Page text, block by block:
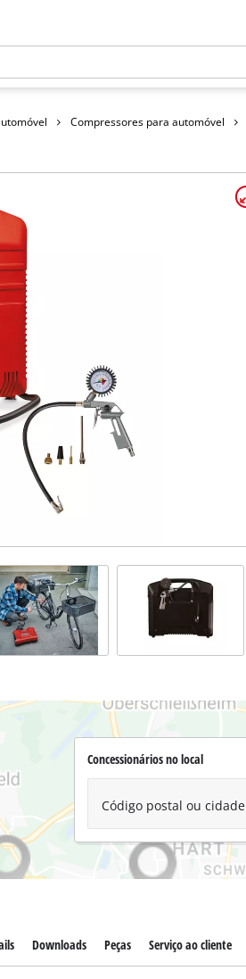
Compressores para automóvel
Concessionários no local
Código postal ou cidade
Downloads Peças Serviço ao cliente